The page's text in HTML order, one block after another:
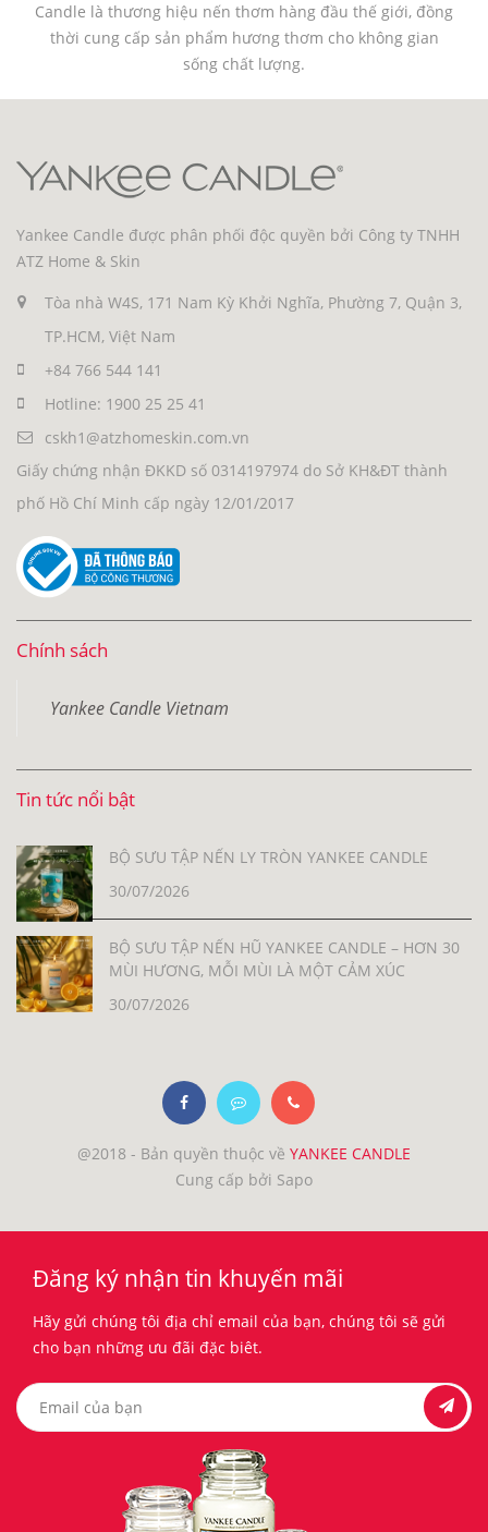
Candle là thương hiệu nến thơm hàng đầu thế giới, đồng
thời cung cấp sản phẩm hương thơm cho không gian
sống chất lượng.
Yankee Candle được phân phối độc quyền bởi Công ty TNHH
ATZ Home & Skin
Tòa nhà W4S, 171 Nam Kỳ Khởi Nghĩa, Phường 7, Quận 3,
TP.HCM, Việt Nam
+84 766 544 141
Hotline: 1900 25 25 41
cskh1@atzhomeskin.com.vn
Giấy chứng nhận ĐKKD số 0314197974 do Sở KH&ĐT thành
phố Hồ Chí Minh cấp ngày 12/01/2017
Chính sách
Yankee Candle Vietnam
Tin tức nổi bật
BỘ SƯU TẬP NẾN LY TRÒN YANKEE CANDLE
30/07/2026
BỘ SƯU TẬP NẾN HŨ YANKEE CANDLE – HƠN 30
MÙI HƯƠNG, MỖI MÙI LÀ MỘT CẢM XÚC
30/07/2026
@2018 - Bản quyền thuộc về YANKEE CANDLE
Cung cấp bởi Sapo
Đăng ký nhận tin khuyến mãi
Hãy gửi chúng tôi địa chỉ email của bạn, chúng tôi sẽ gửi
cho bạn những ưu đãi đặc biêt.